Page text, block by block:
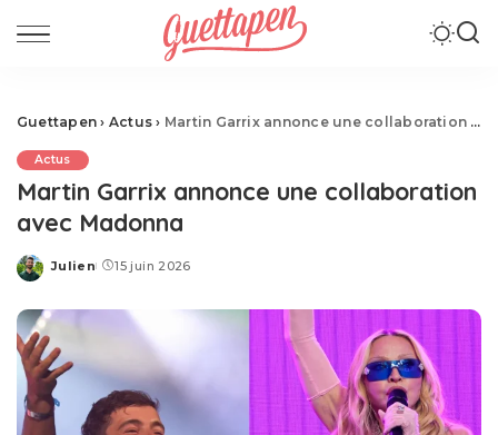
Guettapen › Actus › Martin Garrix annonce une collaboration avec Madonna
Actus
Martin Garrix annonce une collaboration
avec Madonna
Posted
Julien 15 juin 2026